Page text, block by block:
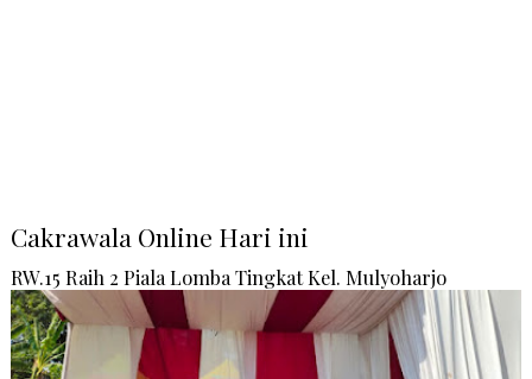
Cakrawala Online Hari ini
RW.15 Raih 2 Piala Lomba Tingkat Kel. Mulyoharjo